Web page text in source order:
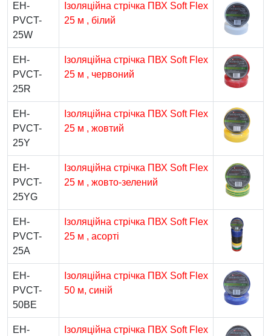
EH-
PVCT-
25W
Ізоляційна стрічка ПВХ Soft Flex
25 м , білий
EH-
PVCT-
25R
Ізоляційна стрічка ПВХ Soft Flex
25 м , червоний
EH-
PVCT-
25Y
Ізоляційна стрічка ПВХ Soft Flex
25 м , жовтий
EH-
PVCT-
25YG
Ізоляційна стрічка ПВХ Soft Flex
25 м , жовто-зелений
EH-
PVCT-
25A
Ізоляційна стрічка ПВХ Soft Flex
25 м , асорті
EH-
PVCT-
50BE
Ізоляційна стрічка ПВХ Soft Flex
50 м, синій
EH-
Ізоляційна стрічка ПВХ Soft Flex